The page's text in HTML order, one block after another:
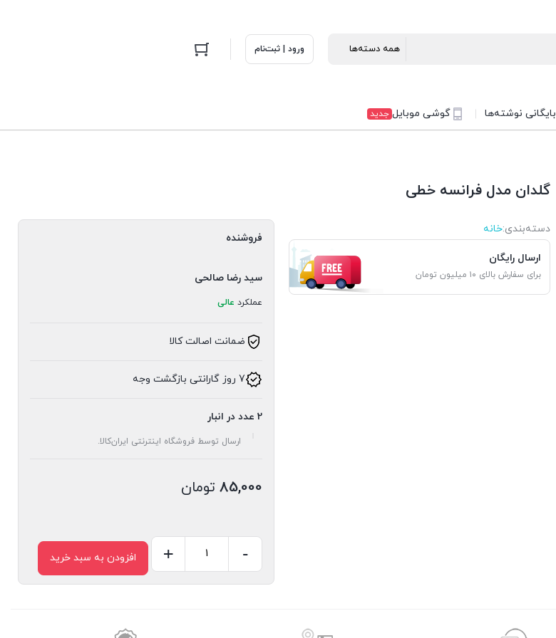
ورود | ثبت‌نام
بایگانی نوشته‌ها گوشی موبایل جدید
گلدان مدل فرانسه خطی
دسته‌بندی‌:خانه
ارسال رایگان
برای سفارش بالای ۱۰ میلیون تومان
فروشنده
سید رضا صالحی
عملکرد عالی
ضمانت اصالت کالا
7 روز گارانتی بازگشت وجه
2 عدد در انبار
ارسال توسط فروشگاه اینترنتی ایران‌کالا.
85,000 تومان
مدل
-
+ افزودن به سبد خرید